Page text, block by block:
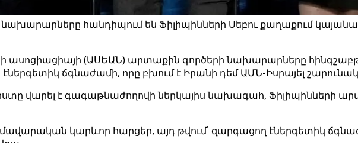
հանդիպում են Ֆիլիպինների Սեբու քաղաքում
ասոցիացիայի (ԱՍԵԱՆ) արտաքին գործերի նախարարները
ճգնաժամի, որը բխում է Իրանի դեմ ԱՄՆ-Իսրայել
վարել է գագաթնաժողովի ներկայիս նախագահ, Ֆիլիպինների
կարևոր հարցեր, այդ թվում՝ զարգացող էներգետիկ